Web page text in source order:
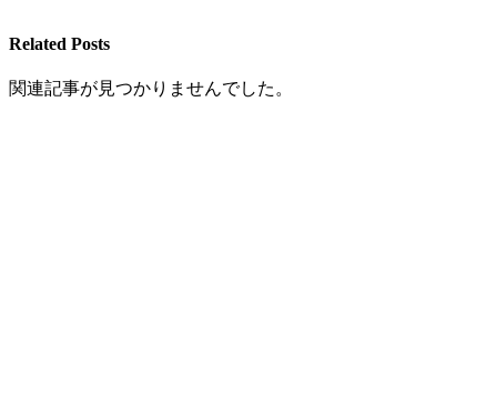
Related Posts
関連記事が見つかりませんでした。